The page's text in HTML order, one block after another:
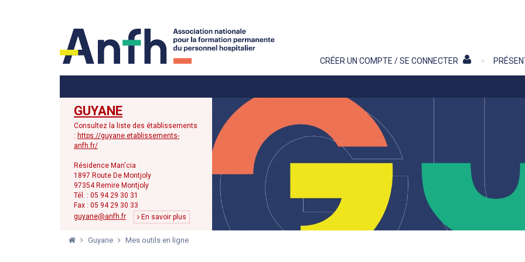
CRÉER UN COMPTE / SE CONNECTER
GUYANE
Consultez la liste des établissements
: https://guyane.etablissements-
anfh.fr/
Résidence Man'cia
1897 Route De Montjoly
97354 Remire Montjoly
Tél. : 05 94 29 30 31
Fax : 05 94 29 30 33
guyane@anfh.fr
En savoir plus
Guyane Mes outils en ligne